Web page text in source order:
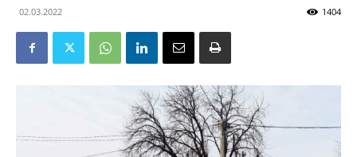
02.03.2022 1404